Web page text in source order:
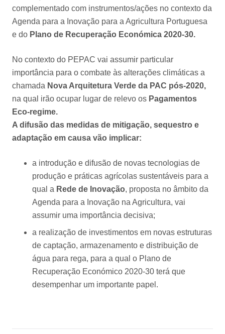
complementado com instrumentos/ações no contexto da
Agenda para a Inovação para a Agricultura Portuguesa
e do Plano de Recuperação Económica 2020-30.
No contexto do PEPAC vai assumir particular
importância para o combate às alterações climáticas a
chamada Nova Arquitetura Verde da PAC pós-2020,
na qual irão ocupar lugar de relevo os Pagamentos
Eco-regime.
A difusão das medidas de mitigação, sequestro e
adaptação em causa vão implicar:
a introdução e difusão de novas tecnologias de
produção e práticas agrícolas sustentáveis para a
qual a Rede de Inovação, proposta no âmbito da
Agenda para a Inovação na Agricultura, vai
assumir uma importância decisiva;
a realização de investimentos em novas estruturas
de captação, armazenamento e distribuição de
água para rega, para a qual o Plano de
Recuperação Económico 2020-30 terá que
desempenhar um importante papel.